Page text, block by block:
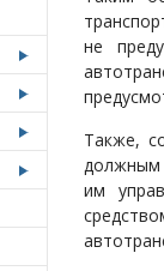
не
Также,
должным
им